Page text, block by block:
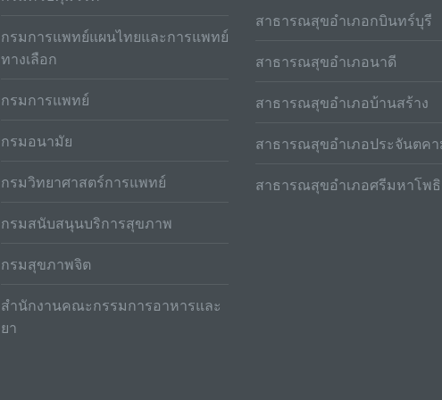
กรมการแพทย์แผนไทยและการแพทย์
ทางเลือก
กรมการแพทย์
กรมอนามัย
กรมวิทยาศาสตร์การแพทย์
กรมสนับสนุนบริการสุขภาพ
กรมสุขภาพจิต
สำนักงานคณะกรรมการอาหารและ
ยา
สาธารณสุขอำเภอกบินทร์บุรี
สาธารณสุขอำเภอนาดี
สาธารณสุขอำเภอบ้านสร้าง
สาธารณสุขอำเภอประจันตค
สาธารณสุขอำเภอศรีมหาโพธิ